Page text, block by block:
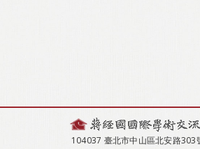
104037 臺北市中山區北安路303